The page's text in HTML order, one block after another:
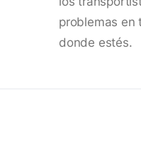
problemas en
donde estés.